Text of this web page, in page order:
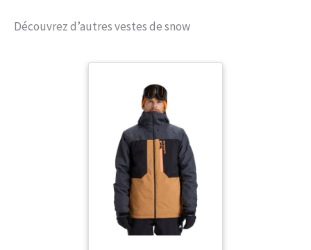
temps froid mélangée à un style
préférée de Chris Grenier. Tissu
les 4 sens // Tissu double couche
// Imperméabilité 20 000 mm /
Respirabilité 20 000 g/m² //
Coutures thermosoudées //
Fermetures éclair hydrofuges
Fermeture à la taille en métal //
Taille réglable // Ventilation à
l'entrejambe doublée en maille //
Interface de veste à boucle
pression // Patch renforcé au
niveau des fesses Poches arrière
Découvrez d’autres vestes de snow